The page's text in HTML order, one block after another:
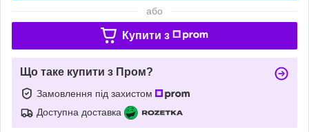
або
Купити з
Що таке купити з Пром?
Замовлення під захистом
Доступна доставка